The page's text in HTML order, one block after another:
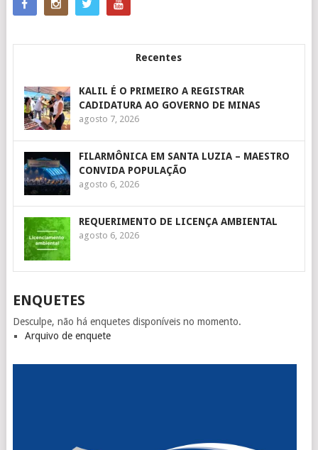
Recentes
KALIL É O PRIMEIRO A REGISTRAR
CADIDATURA AO GOVERNO DE MINAS
agosto 7, 2026
FILARMÔNICA EM SANTA LUZIA – MAESTRO
CONVIDA POPULAÇÃO
agosto 6, 2026
REQUERIMENTO DE LICENÇA AMBIENTAL
agosto 6, 2026
ENQUETES
Desculpe, não há enquetes disponíveis no momento.
Arquivo de enquete